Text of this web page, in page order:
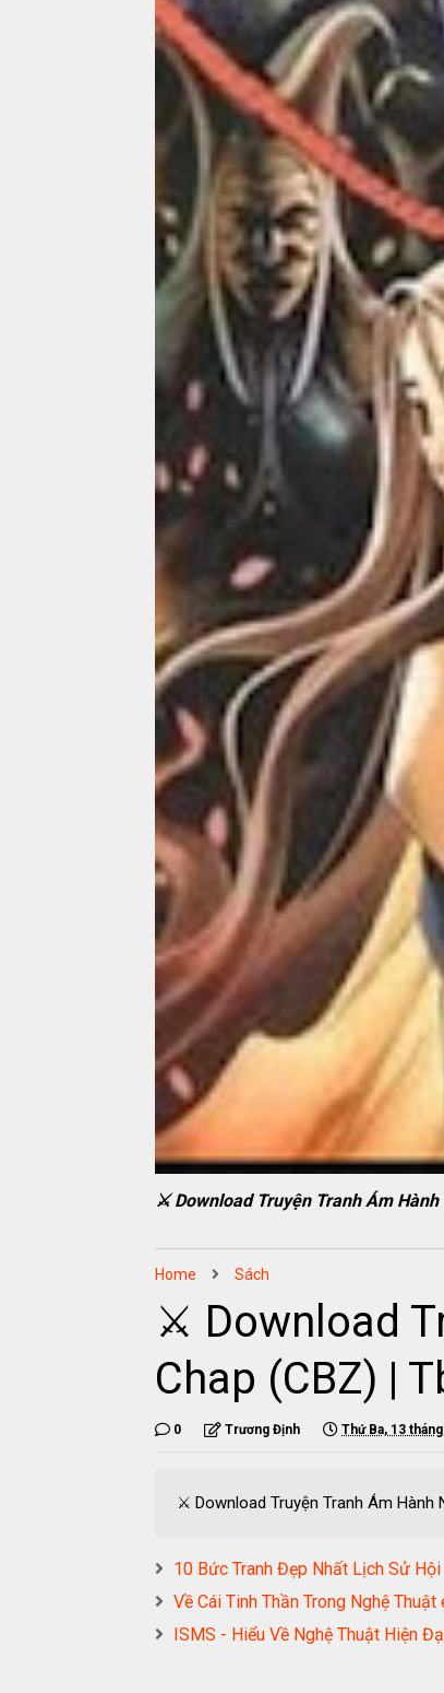
⚔️ Download Truyện Tranh Ám
Home Sách
⚔️ Download
Chap (CBZ) |
0 Trương Định Thứ Ba, 13
⚔️ Download Truyện Tranh Ám Hành
10 Bức Tranh Đẹp Nhất Lịch Sử
Về Cái Tinh Thần Trong Nghệ
ISMS - Hiểu Về Nghệ Thuật Hiện